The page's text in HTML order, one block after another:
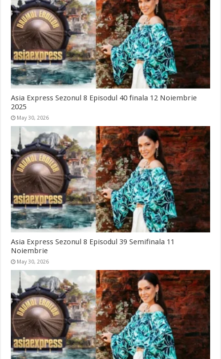
Asia Express Sezonul 8 Episodul 40 finala 12 Noiembrie
2025
May 30, 2026
Asia Express Sezonul 8 Episodul 39 Semifinala 11
Noiembrie
May 30, 2026